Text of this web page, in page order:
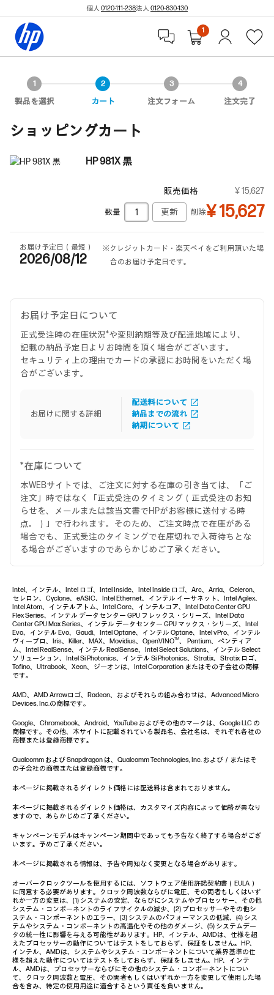
個人 0120-111-238法人 0120-830-130
1
製品を選択 カート 注文フォーム 注文完了
ショッピングカート
HP 981X 黒
販売価格 ¥ 15,627
¥ 15,627
数量 削除
お届け予定日（最短）
2026/08/12
※クレジットカード・楽天ペイをご利用頂いた場
合のお届け予定日です。
お届け予定日について
正式受注時の在庫状況*や変則納期等及び配達地域により、
記載の納品予定日よりお時間を頂く場合がございます。
セキュリティ上の理由でカードの承認にお時間をいただく場
合がございます。
お届けに関する詳細
配送料について
納品までの流れ
納期について
*在庫について
本WEBサイトでは、ご注文に対する在庫の引き当ては、「ご
注文」時ではなく「正式受注のタイミング（正式受注のお知
らせを、メールまたは該当文書でHPがお客様に送付する時
点。）」で行われます。そのため、ご注文時点で在庫がある
場合でも、正式受注のタイミングで在庫切れで入荷待ちとな
る場合がございますのであらかじめご了承ください。
Intel、インテル、Intel ロゴ、Intel Inside、Intel Inside ロゴ、Arc、Arria、Celeron、
セレロン、Cyclone、eASIC、Intel Ethernet、インテル イーサネット、Intel Agilex、
Intel Atom、インテルアトム、Intel Core、インテルコア、Intel Data Center GPU
Flex Series、インテル データセンター GPU フレックス・シリーズ、Intel Data
Center GPU Max Series、インテル データセンター GPU マックス・シリーズ、Intel
Evo、インテル Evo、Gaudi、Intel Optane、インテル Optane、Intel vPro、インテル
ヴィープロ、Iris、Killer、MAX、Movidius、OpenVINOTM、 Pentium、ペンティア
ム、Intel RealSense、インテル RealSense、Intel Select Solutions、インテル Select
ソリューション、Intel Si Photonics、インテル Si Photonics、Stratix、Stratix ロゴ、
Tofino、Ultrabook、Xeon、ジーオンは、Intel Corporation またはその子会社の商標
です。
AMD、AMD Arrowロゴ、Radeon、およびそれらの組み合わせは、Advanced Micro
Devices, Inc.の商標です。
Google、Chromebook、Android、YouTube およびその他のマークは、Google LLC の
商標です。その他、本サイトに記載されている製品名、会社名は、それぞれ各社の
商標または登録商標です。
Qualcomm および Snapdragon は、Qualcomm Technologies, Inc. および／またはそ
の子会社の商標または登録商標です。
本ページに掲載されるダイレクト価格には配送料は含まれておりません。
本ページに掲載されるダイレクト価格は、カスタマイズ内容によって価格が異なり
ますので、あらかじめご了承ください。
キャンペーンモデルはキャンペーン期間中であっても予告なく終了する場合がござ
います。予めご了承ください。
本ページに掲載される情報は、予告や周知なく変更となる場合があります。
オーバークロックツールを使用するには、ソフトウェア使用許諾契約書（EULA）
に同意する必要があります。クロック周波数ならびに電圧、その両者もしくはいず
れか一方の変更は、(1) システムの安定、ならびにシステムやプロセッサー、その他
システム・コンポーネントのライフサイクルの減少、(2) プロセッサーやその他シ
ステム・コンポーネントのエラー、(3) システムのパフォーマンスの低減、(4) シス
テムやシステム・コンポーネントの高温化やその他のダメージ、(5) システムデー
タの統一性に影響を与える可能性があります。HP、インテル、AMDは、仕様を超
えたプロセッサーの動作についてはテストをしておらず、保証をしません。HP、
インテル、AMDは、システムやシステム・コンポーネントについて業界基準の仕
様を超えた動作についてはテストをしておらず、保証をしません。HP、インテ
ル、AMDは、プロセッサーならびにその他のシステム・コンポーネントについ
て、クロック周波数と電圧、その両者もしくはいずれか一方を変更して使用した場
合を含み、特定の使用用途に適合するという責任を負いません。